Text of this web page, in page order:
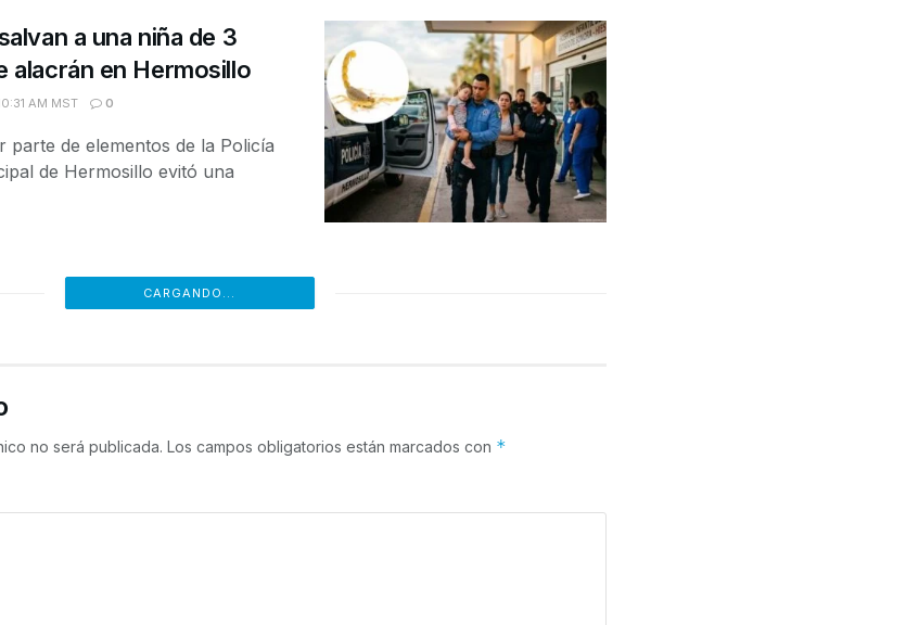
a una niña de 3
alacrán en Hermosillo
AM MST 0
de elementos de la Policía
de Hermosillo evitó una
CARGANDO...
no será publicada. Los campos obligatorios están marcados con *